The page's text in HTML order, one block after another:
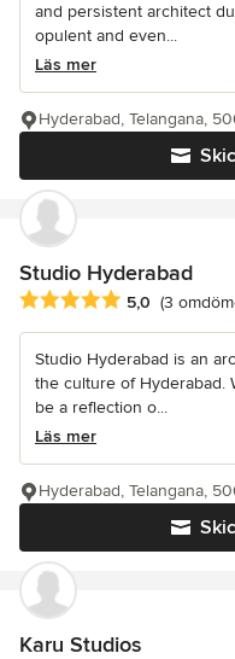
and persistent architect
opulent and even...
Läs mer
Hyderabad, Telangana,
Studio Hyderabad
Genomsnittligt omdöme:
5,0 (3
Studio Hyderabad is an
the culture of Hyderabad.
be a reflection o...
Läs mer
Hyderabad, Telangana,
Karu Studios